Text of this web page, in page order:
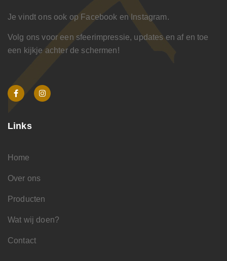
Je vindt ons ook op Facebook en Instagram.
Volg ons voor een sfeerimpressie, updates en af en toe
een kijkje achter de schermen!
Links
Home
Over ons
Producten
Wat wij doen?
Contact